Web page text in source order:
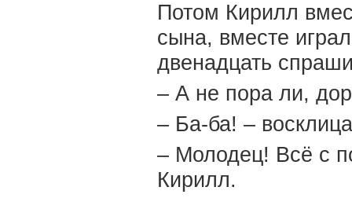
Потом Кирилл
сына, вместе
двенадцать
– А не пора ли,
– Ба-ба! –
– Молодец! Всё с
Кирилл.